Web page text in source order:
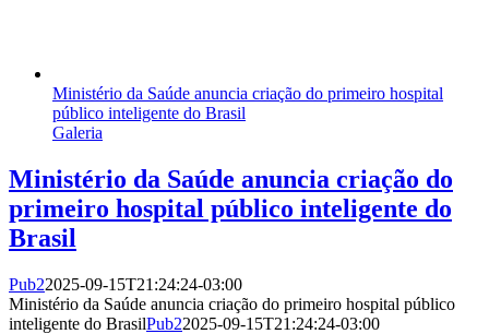
Ministério da Saúde anuncia criação do primeiro hospital
público inteligente do Brasil
Galeria
Ministério da Saúde anuncia criação do
primeiro hospital público inteligente do
Brasil
Pub22025-09-15T21:24:24-03:00
Ministério da Saúde anuncia criação do primeiro hospital público
inteligente do BrasilPub22025-09-15T21:24:24-03:00